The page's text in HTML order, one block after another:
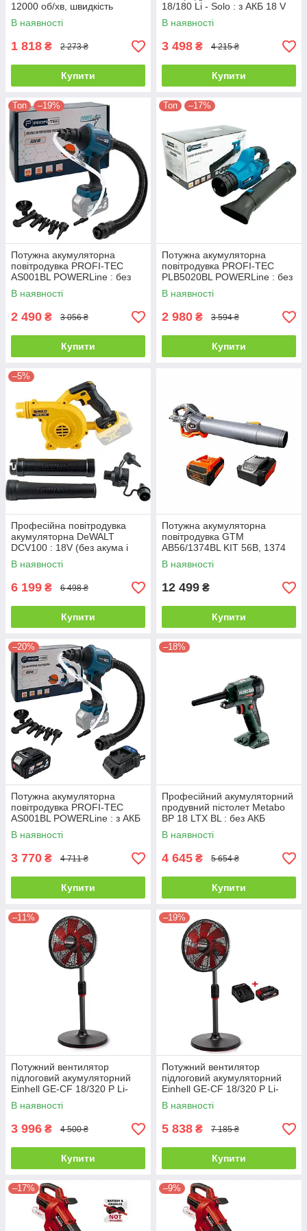
12000 об/хв, швидкість
видування 210 км/год
В наявності
1 818 ₴ 2 273 ₴
Купити
18/180 Li - Solo : з АКБ 18 V
2.5 Аh, 15500 об/хв, 180 км/
год, вага 1.1 кг
В наявності
3 498 ₴ 4 215 ₴
Купити
Топ –19%
Потужна акумуляторна
повітродувка PROFI-TEC
AS001BL POWERLine : без
АКБ, 200 м/с
В наявності
2 490 ₴ 3 056 ₴
Купити
Топ –17%
Потужна акумуляторна
повітродувка PROFI-TEC
PLB5020BL POWERLine : без
АКБ, 5.5 кПа (50 мбар)
В наявності
2 980 ₴ 3 594 ₴
Купити
–5%
Професійна повітродувка
акумуляторна DeWALT
DCV100 : 18V (без акума і
зарядки)
В наявності
6 199 ₴ 6 498 ₴
Купити
Потужна акумуляторна
повітродувка GTM
AB56/1374BL KIT 56В, 1374
м3/год + АКБ і ЗП
(AB56/1374BL_KIT)
В наявності
12 499 ₴
Купити
–20%
Потужна акумуляторна
повітродувка PROFI-TEC
AS001BL POWERLine : з АКБ
20 V 4.0 Аh (007954)
В наявності
3 770 ₴ 4 711 ₴
Купити
–18%
Професійний акумуляторний
продувний пістолет Metabo
BP 18 LTX BL : без АКБ
(600798850 )
В наявності
4 645 ₴ 5 654 ₴
Купити
–11%
Потужний вентилятор
підлоговий акумуляторний
Einhell GE-CF 18/320 P Li-
Solo : без АКБ (3408071)
В наявності
3 996 ₴ 4 500 ₴
Купити
–19%
Потужний вентилятор
підлоговий акумуляторний
Einhell GE-CF 18/320 P Li-
Solo : с АКБ 18V 2.5Ah
В наявності
5 838 ₴ 7 185 ₴
Купити
–17% –9%